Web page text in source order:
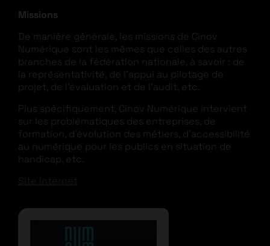
Missions
De manière générale, les missions de Cinov
Numérique sont les mêmes que celles des autres
branches de la fédération nationale, à savoir : de
la représentativité, de l’appui au pilotage de
projet, de l’évaluation et de l’audit, etc.
Plus spécifiquement, Cinov Numérique intervient
sur les problématiques des entreprises, de
formation, d’évolution des métiers, d’accessibilité
au numérique pour les publics en situation de
handicap, etc.
Site Internet